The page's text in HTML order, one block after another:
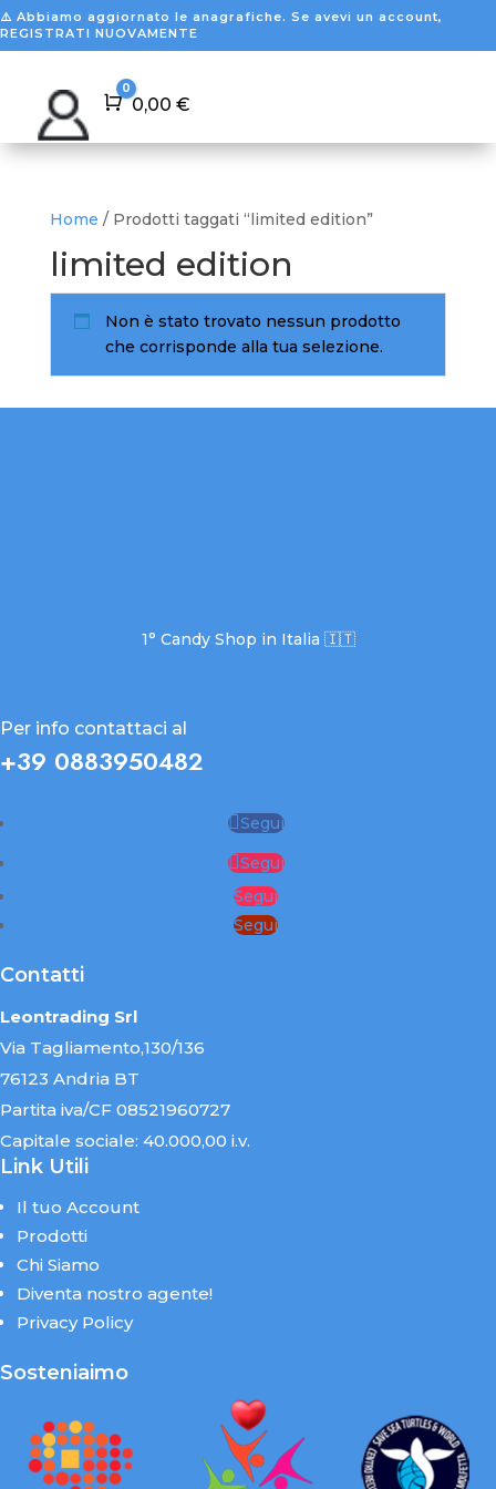
⚠️ Abbiamo aggiornato le anagrafiche. Se avevi un account,
REGISTRATI NUOVAMENTE
Carrello
0
0,00 €
Home / Prodotti taggati “limited edition”
limited edition
Non è stato trovato nessun prodotto
che corrisponde alla tua selezione.
1° Candy Shop in Italia 🇮🇹
Per info contattaci al
+39 0883950482
Segui
Segui
Segui
Segui
Contatti
Leontrading Srl
Via Tagliamento,130/136
76123 Andria BT
Partita iva/CF 08521960727
Capitale sociale: 40.000,00 i.v.
Link Utili
Il tuo Account
Prodotti
Chi Siamo
Diventa nostro agente!
Privacy Policy
Sosteniaimo